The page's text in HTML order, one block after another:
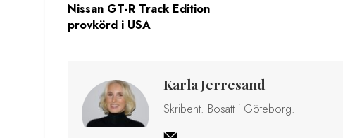
Nissan GT-R Track Edition
provkörd i USA
Karla Jerresand
Skribent. Bosatt i Göteborg.